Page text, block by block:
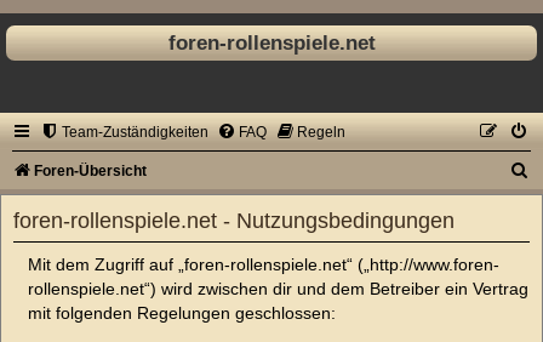
foren-rollenspiele.net
Team-Zuständigkeiten FAQ Regeln
Foren-Übersicht
foren-rollenspiele.net - Nutzungsbedingungen
Mit dem Zugriff auf „foren-rollenspiele.net“ („http://www.foren-
rollenspiele.net“) wird zwischen dir und dem Betreiber ein Vertrag
mit folgenden Regelungen geschlossen: